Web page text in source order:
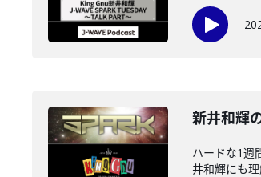
新井和輝
ハードな1週
井和輝にも